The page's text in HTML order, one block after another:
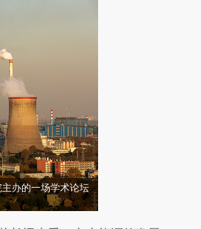
办的一场学术论坛